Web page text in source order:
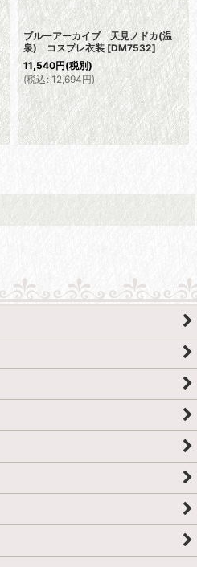
ブルーアーカイブ 天見ノドカ(温
泉) コスプレ衣装 [DM7532]
11,540円(税別)
(税込 : 12,694円)